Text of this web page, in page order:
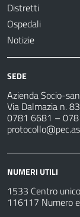
Distretti
Ospedali
Notizie
SEDE
Azienda Socio-
Via Dalmazia n.
0781 6681 –
NUMERI UTILI
1533 Centro
116117 Numero